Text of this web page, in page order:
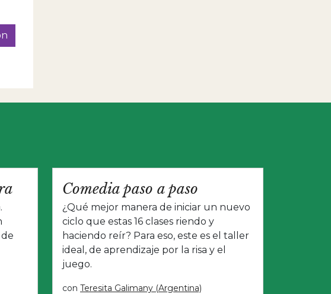
Comedia paso a paso
¿Qué mejor manera de iniciar un nuevo
ciclo que estas 16 clases riendo y
haciendo reír? Para eso, este es el taller
ideal, de aprendizaje por la risa y el
juego.
con Teresita Galimany (Argentina)